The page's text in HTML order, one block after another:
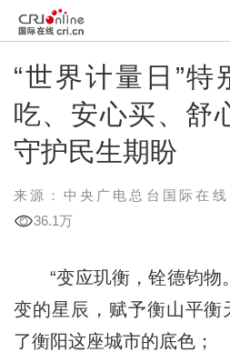
“世界计量日”特
吃、安心买、舒
守护民生期盼
来源：中央广电总台国际在线
36.1万
“变应玑衡，铨德钧物
变的星辰，赋予衡山平衡
了衡阳这座城市的底色；